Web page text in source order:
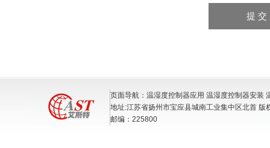
页面导航：温湿度控制器应用 温湿度控制器安装
地址:江苏省扬州市宝应县城南工业集中区北首 版
邮编：225800